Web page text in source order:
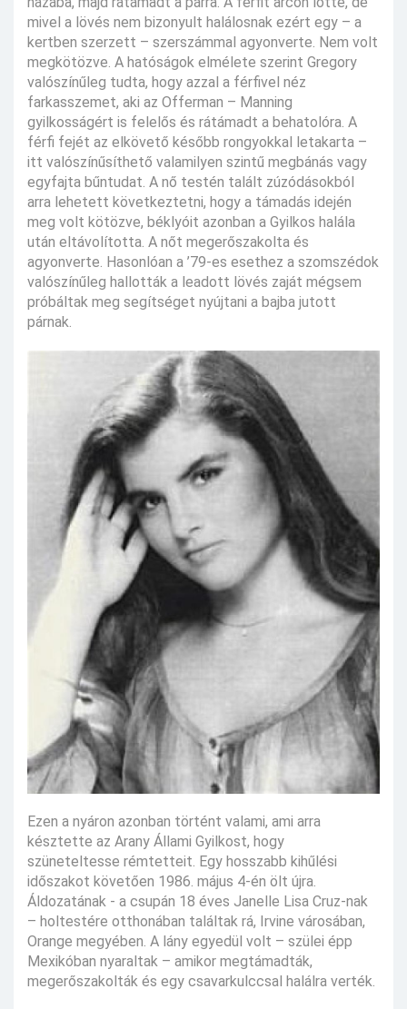
mivel a lövés nem bizonyult halálosnak ezért egy – a
kertben szerzett – szerszámmal agyonverte. Nem volt
megkötözve. A hatóságok elmélete szerint Gregory
valószínűleg tudta, hogy azzal a férfivel néz
farkasszemet, aki az Offerman – Manning
gyilkosságért is felelős és rátámadt a behatolóra. A
férfi fejét az elkövető később rongyokkal letakarta –
itt valószínűsíthető valamilyen szintű megbánás vagy
egyfajta bűntudat. A nő testén talált zúzódásokból
arra lehetett következtetni, hogy a támadás idején
meg volt kötözve, béklyóit azonban a Gyilkos halála
után eltávolította. A nőt megerőszakolta és
agyonverte. Hasonlóan a ’79-es esethez a szomszédok
valószínűleg hallották a leadott lövés zaját mégsem
próbáltak meg segítséget nyújtani a bajba jutott
párnak.
Ezen a nyáron azonban történt valami, ami arra
késztette az Arany Állami Gyilkost, hogy
szüneteltesse rémtetteit. Egy hosszabb kihűlési
időszakot követően 1986. május 4-én ölt újra.
Áldozatának - a csupán 18 éves Janelle Lisa Cruz-nak
– holtestére otthonában találtak rá, Irvine városában,
Orange megyében. A lány egyedül volt – szülei épp
Mexikóban nyaraltak – amikor megtámadták,
megerőszakolták és egy csavarkulccsal halálra verték.